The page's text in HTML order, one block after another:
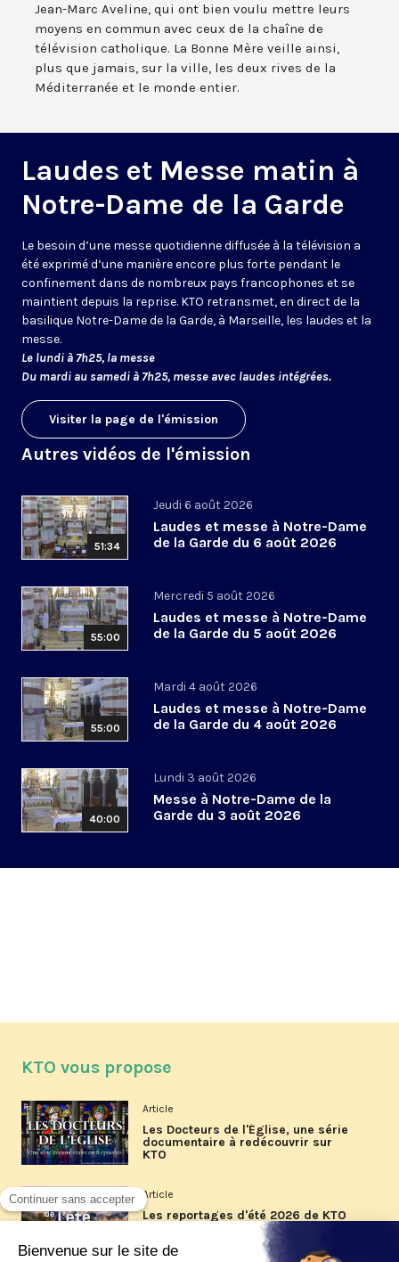
Jean-Marc Aveline, qui ont bien voulu mettre leurs
moyens en commun avec ceux de la chaîne de
télévision catholique. La Bonne Mère veille ainsi,
plus que jamais, sur la ville, les deux rives de la
Méditerranée et le monde entier.
Laudes et Messe matin à
Notre-Dame de la Garde
Le besoin d’une messe quotidienne diffusée à la télévision a
été exprimé d’une manière encore plus forte pendant le
confinement dans de nombreux pays francophones et se
maintient depuis la reprise. KTO retransmet, en direct de la
basilique Notre-Dame de la Garde, à Marseille, les laudes et la
messe.
Le lundi à 7h25, la messe
Du mardi au samedi à 7h25, messe avec laudes intégrées.
Visiter la page de l'émission
Autres vidéos de l'émission
51:34
Jeudi 6 août 2026
Laudes et messe à Notre-Dame
de la Garde du 6 août 2026
55:00
Mercredi 5 août 2026
Laudes et messe à Notre-Dame
de la Garde du 5 août 2026
55:00
Mardi 4 août 2026
Laudes et messe à Notre-Dame
de la Garde du 4 août 2026
40:00
Lundi 3 août 2026
Messe à Notre-Dame de la
Garde du 3 août 2026
KTO vous propose
Article
Les Docteurs de l'Église, une série
documentaire à redécouvrir sur
KTO
Article
Les reportages d'été 2026 de KTO